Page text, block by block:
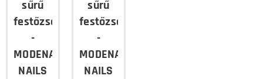
sűrű
festőzselé
-
MODENA
NAILS
sűrű
festőzselé
-
MODENA
NAILS